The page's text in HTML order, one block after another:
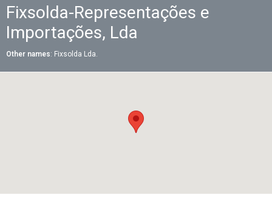
Fixsolda-Representações e
Importações, Lda
Other names: Fixsolda Lda.